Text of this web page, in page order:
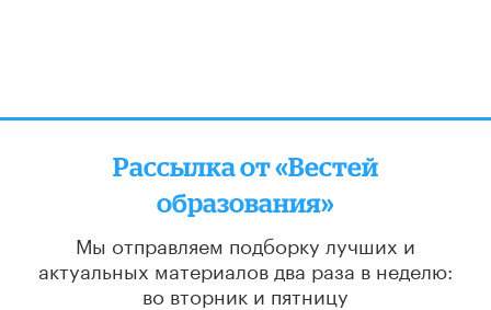
Рассылка от «Вестей
образования»
Мы отправляем подборку лучших и
актуальных материалов два раза в неделю:
во вторник и пятницу